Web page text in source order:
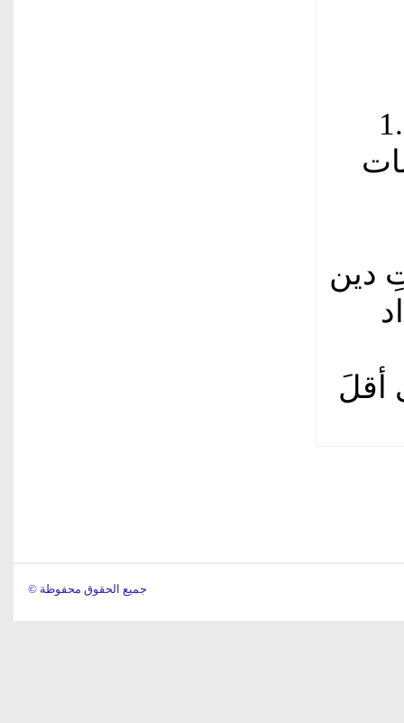
1.115
دين
أقلَ
© جميع الحقوق محفوظة